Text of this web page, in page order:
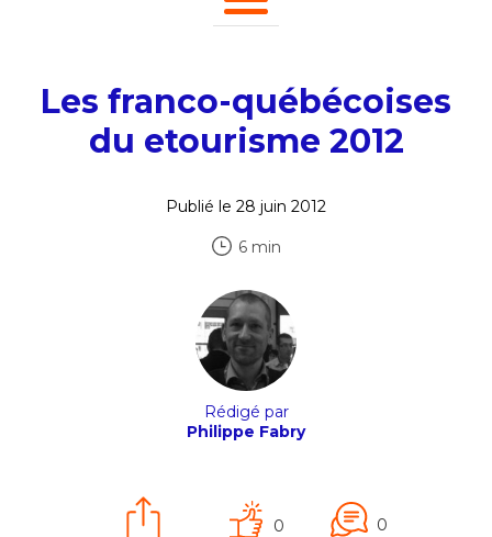
Les franco-québécoises
du etourisme 2012
Publié le 28 juin 2012
6 min
Rédigé par
Philippe Fabry
0 0